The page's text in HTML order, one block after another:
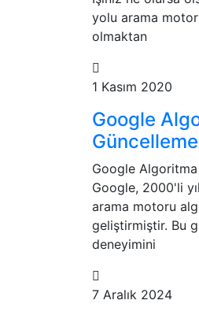
yolu arama
olmaktan
1 Kasım 2020
Google
Google Algoritma
Google, 2000'li
arama motoru
geliştirmiştir. Bu
deneyimini
7 Aralık 2024